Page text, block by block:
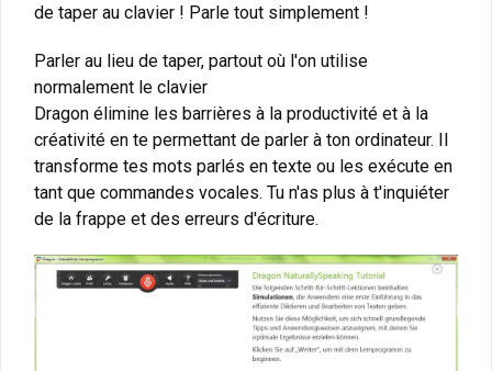
de taper au clavier ! Parle tout simplement !
Parler au lieu de taper, partout où l'on utilise
normalement le clavier
Dragon élimine les barrières à la productivité et à la
créativité en te permettant de parler à ton ordinateur. Il
transforme tes mots parlés en texte ou les exécute en
tant que commandes vocales. Tu n'as plus à t'inquiéter
de la frappe et des erreurs d'écriture.